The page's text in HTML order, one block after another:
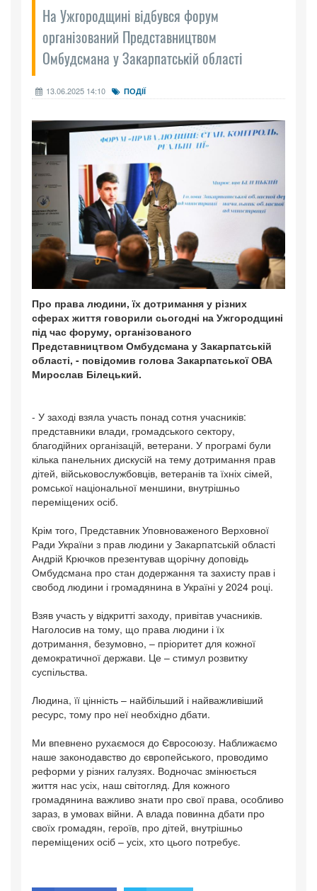
На Ужгородщині відбувся форум
організований Представництвом
Омбудсмана у Закарпатській області
13.06.2025 14:10 ПОДІЇ
Про права людини, їх дотримання у різних
сферах життя говорили сьогодні на Ужгородщині
під час форуму, організованого
Представництвом Омбудсмана у Закарпатській
області, - повідомив голова Закарпатської ОВА
Мирослав Білецький.
- У заході взяла участь понад сотня учасників:
представники влади, громадського сектору,
благодійних організацій, ветерани. У програмі були
кілька панельних дискусій на тему дотримання прав
дітей, військовослужбовців, ветеранів та їхніх сімей,
ромської національної меншини, внутрішньо
переміщених осіб.
Крім того, Представник Уповноваженого Верховної
Ради України з прав людини у Закарпатській області
Андрій Крючков презентував щорічну доповідь
Омбудсмана про стан додержання та захисту прав і
свобод людини і громадянина в Україні у 2024 році.
Взяв участь у відкритті заходу, привітав учасників.
Наголосив на тому, що права людини і їх
дотримання, безумовно, – пріоритет для кожної
демократичної держави. Це – стимул розвитку
суспільства.
Людина, її цінність – найбільший і найважливіший
ресурс, тому про неї необхідно дбати.
Ми впевнено рухаємося до Євросоюзу. Наближаємо
наше законодавство до європейського, проводимо
реформи у різних галузях. Водночас змінюється
життя нас усіх, наш світогляд. Для кожного
громадянина важливо знати про свої права, особливо
зараз, в умовах війни. А влада повинна дбати про
своїх громадян, героїв, про дітей, внутрішньо
переміщених осіб – усіх, хто цього потребує.